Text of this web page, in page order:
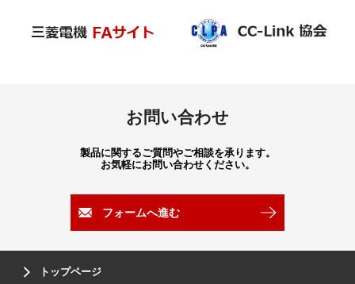
お問い合わせ
製品に関するご質問やご相談を承ります。
お気軽にお問い合わせください。
フォームへ進む
トップページ